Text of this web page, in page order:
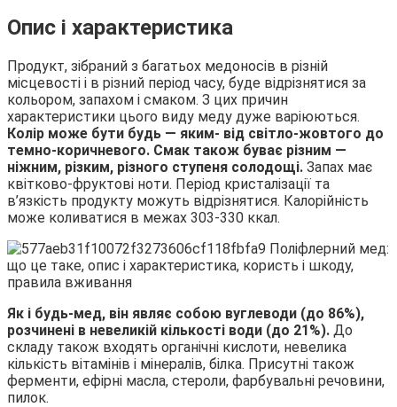
Опис і характеристика
Продукт, зібраний з багатьох медоносів в різній
місцевості і в різний період часу, буде відрізнятися за
кольором, запахом і смаком. З цих причин
характеристики цього виду меду дуже варіюються.
Колір може бути будь — яким- від світло-жовтого до
темно-коричневого. Смак також буває різним —
ніжним, різким, різного ступеня солодощі. Запах має
квітково-фруктові ноти. Період кристалізації та
в’язкість продукту можуть відрізнятися. Калорійність
може коливатися в межах 303-330 ккал.
Як і будь-мед, він являє собою вуглеводи (до 86%),
розчинені в невеликій кількості води (до 21%). До
складу також входять органічні кислоти, невелика
кількість вітамінів і мінералів, білка. Присутні також
ферменти, ефірні масла, стероли, фарбувальні речовини,
пилок.